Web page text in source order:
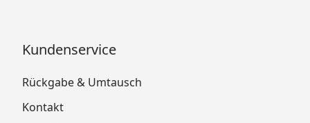
Kundenservice
Rückgabe & Umtausch
Kontakt